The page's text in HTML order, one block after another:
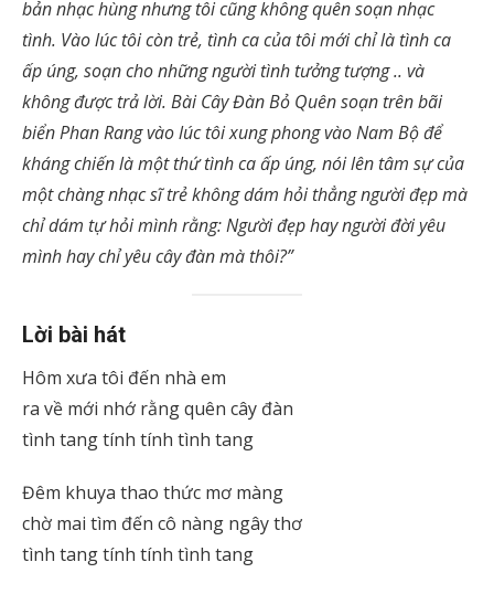
bản nhạc hùng nhưng tôi cũng không quên soạn nhạc
tình. Vào lúc tôi còn trẻ, tình ca của tôi mới chỉ là tình ca
ấp úng, soạn cho những người tình tưởng tượng .. và
không được trả lời. Bài Cây Đàn Bỏ Quên soạn trên bãi
biển Phan Rang vào lúc tôi xung phong vào Nam Bộ để
kháng chiến là một thứ tình ca ấp úng, nói lên tâm sự của
một chàng nhạc sĩ trẻ không dám hỏi thẳng người đẹp mà
chỉ dám tự hỏi mình rằng: Người đẹp hay người đời yêu
mình hay chỉ yêu cây đàn mà thôi?”
Lời bài hát
Hôm xưa tôi đến nhà em
ra về mới nhớ rằng quên cây đàn
tình tang tính tính tình tang
Đêm khuya thao thức mơ màng
chờ mai tìm đến cô nàng ngây thơ
tình tang tính tính tình tang